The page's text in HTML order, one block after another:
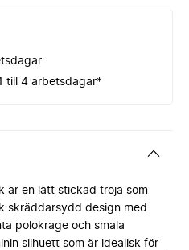
till 4 arbetsdagar*
är en lätt stickad tröja som
skräddarsydd design med
polokrage och smala
silhuett som är idealisk för